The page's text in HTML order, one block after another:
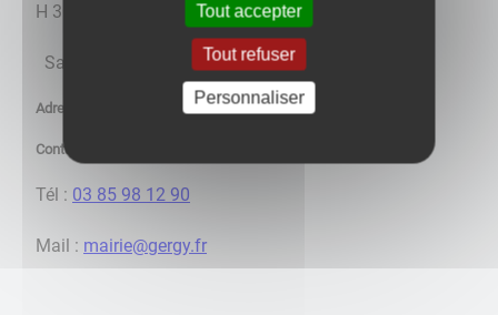
H 30
Samedi : 8 H 30 à 12 H
Adresses : 41 Grande Rue 71590 GERGY
Contact :
Tél : 03 85 98 12 90
Mail : mairie@gergy.fr
Tout accepter
Tout refuser
Personnaliser